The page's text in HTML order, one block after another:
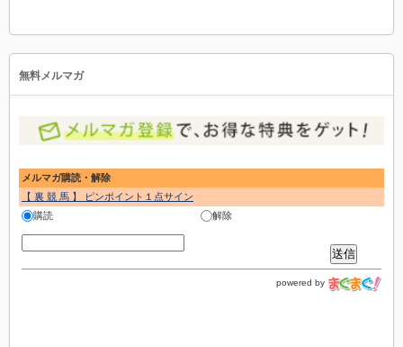
無料メルマガ
メルマガ購読・解除
【 裏 競 馬 】 ピンポイント１点サイン
購読
解除
powered by